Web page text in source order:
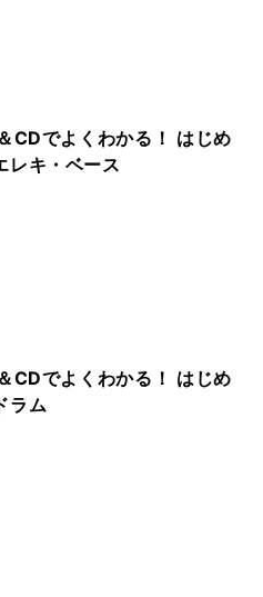
CDでよくわかる！ はじめ
レキ・ベース
CDでよくわかる！ はじめ
ラム